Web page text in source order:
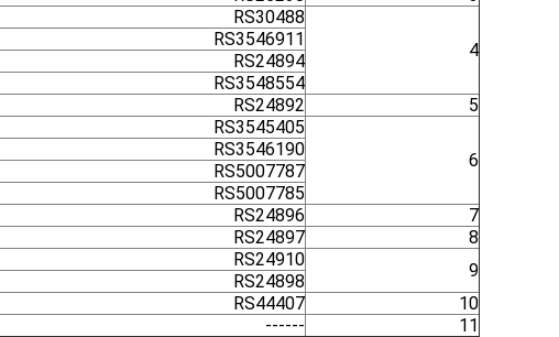
4
RS30488
RS3546911
RS24894
RS3548554
5
RS24892
6
RS3545405
RS3546190
RS5007787
RS5007785
7
RS24896
8
RS24897
9
RS24910
RS24898
10
RS44407
11
------